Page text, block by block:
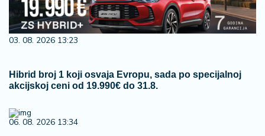
03. 08. 2026 13:23
Hibrid broj 1 koji osvaja Evropu, sada po specijalnoj
akcijskoj ceni od 19.990€ do 31.8.
06. 08. 2026 13:34